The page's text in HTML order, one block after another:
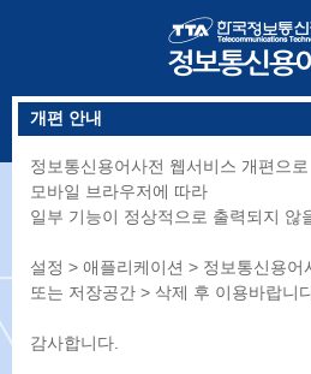
개편 안내
정보통신용어사전 웹서비스 개편으로
모바일 브라우저에 따라
일부 기능이 정상적으로 출력되지 않
설정 > 애플리케이션 > 정보통신용어
또는 저장공간 > 삭제 후 이용바랍니
감사합니다.신규용어